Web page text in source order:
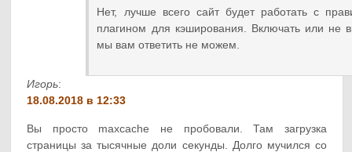
Нет, лучше всего сайт будет работать с
плагином для кэширования. Включать или не
мы вам ответить не можем.
Игорь:
18.08.2018 в 12:33
Вы просто maxcache не пробовали. Там загрузка
страницы за тысячные доли секунды. Долго мучился со